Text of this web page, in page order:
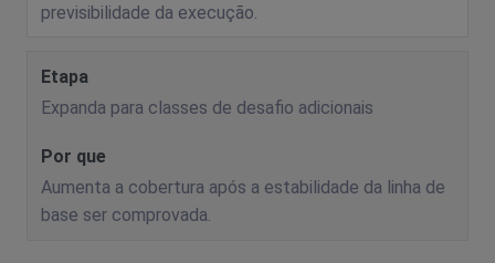
previsibilidade da execução.
Expanda para classes de desafio adicionais
Aumenta a cobertura após a estabilidade da linha de
base ser comprovada.